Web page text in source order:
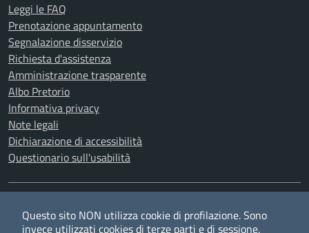
Leggi le FAQ
Prenotazione appuntamento
Segnalazione disservizio
Richiesta d'assistenza
Amministrazione trasparente
Albo Pretorio
Informativa privacy
Note legali
Dichiarazione di accessibilità
Questionario sull'usabilità
TwitterFacebookYouTubeRSS
Questo sito NON utilizza cookie di profilazione. Sono
invece utilizzati cookies di terze parti e di sessione.